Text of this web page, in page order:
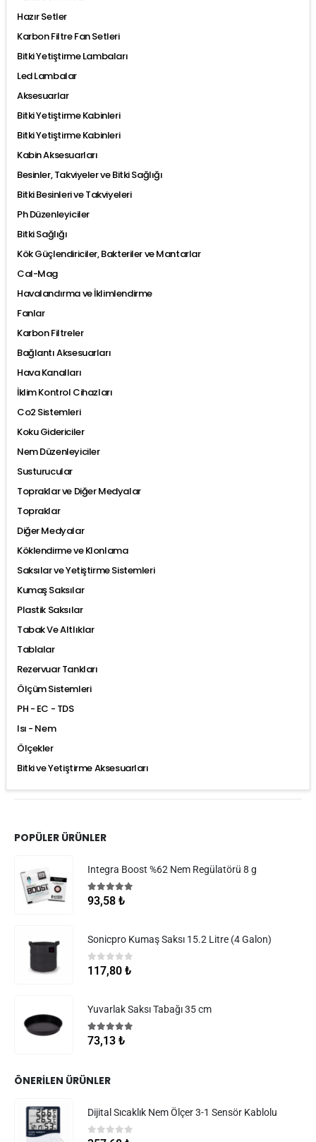
Hazır Setler
Karbon Filtre Fan Setleri
Bitki Yetiştirme Lambaları
Led Lambalar
Aksesuarlar
Bitki Yetiştirme Kabinleri
Bitki Yetiştirme Kabinleri
Kabin Aksesuarları
Besinler, Takviyeler ve Bitki Sağlığı
Bitki Besinleri ve Takviyeleri
Ph Düzenleyiciler
Bitki Sağlığı
Kök Güçlendiriciler, Bakteriler ve Mantarlar
Cal-Mag
Havalandırma ve İklimlendirme
Fanlar
Karbon Filtreler
Bağlantı Aksesuarları
Hava Kanalları
İklim Kontrol Cihazları
Co2 Sistemleri
Koku Gidericiler
Nem Düzenleyiciler
Susturucular
Topraklar ve Diğer Medyalar
Topraklar
Diğer Medyalar
Köklendirme ve Klonlama
Saksılar ve Yetiştirme Sistemleri
Kumaş Saksılar
Plastik Saksılar
Tabak Ve Altlıklar
Tablalar
Rezervuar Tankları
Ölçüm Sistemleri
PH - EC - TDS
Isı - Nem
Ölçekler
Bitki ve Yetiştirme Aksesuarları
POPÜLER ÜRÜNLER
Integra Boost %62 Nem Regülatörü 8 g
5.005 üzerinden
93,58 ₺
Sonicpro Kumaş Saksı 15.2 Litre (4 Galon)
0 5 üzerinden
117,80 ₺
Yuvarlak Saksı Tabağı 35 cm
5.005 üzerinden
73,13 ₺
ÖNERILEN ÜRÜNLER
Dijital Sıcaklık Nem Ölçer 3-1 Sensör Kablolu